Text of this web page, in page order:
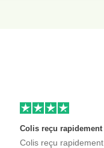
Colis reçu rapidement ,